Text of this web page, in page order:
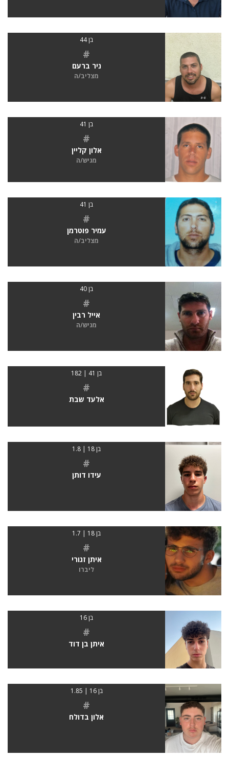
בן 44
#
ניר ברעם
מצליב/ה
בן 41
#
אלון קליין
מגיש/ה
בן 41
#
עמיר פוטרמן
מצליב/ה
בן 40
#
אייל רבין
מגיש/ה
בן 41 | 182
#
אלעד שבת
בן 18 | 1.8
#
עידו דותן
בן 18 | 1.7
#
איתן זגורי
ליברו
בן 16
#
איתן בן דוד
בן 16 | 1.85
#
אלון בדולח